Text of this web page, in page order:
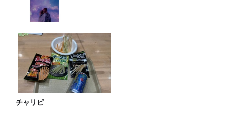
チャリピ